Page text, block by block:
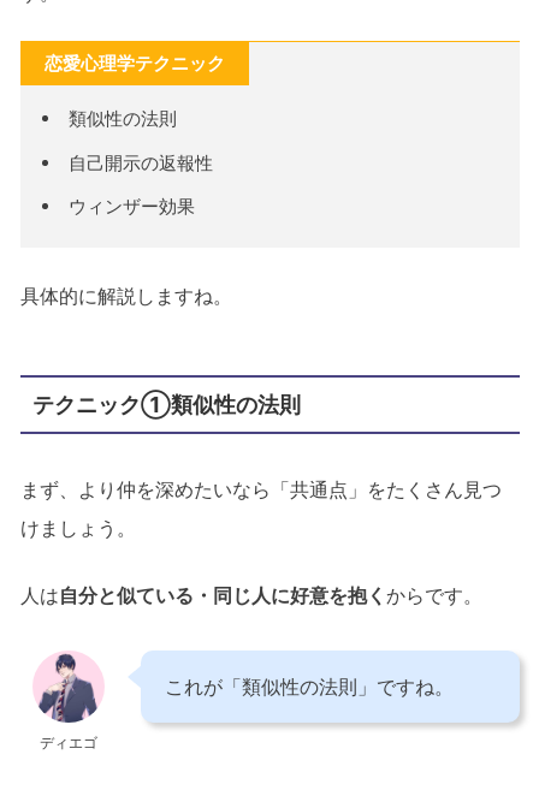
恋愛心理学テクニック
類似性の法則
自己開示の返報性
ウィンザー効果
具体的に解説しますね。
テクニック①類似性の法則
まず、より仲を深めたいなら「共通点」をたくさん見つ
けましょう。
人は自分と似ている・同じ人に好意を抱く からです。
ディエゴ
これが「類似性の法則」ですね。